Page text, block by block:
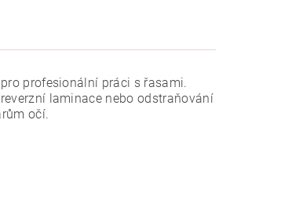
profesionální práci s řasami.
laminace nebo odstraňování
očí.